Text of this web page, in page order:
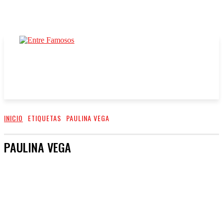
INICIO ETIQUETAS PAULINA VEGA
PAULINA VEGA